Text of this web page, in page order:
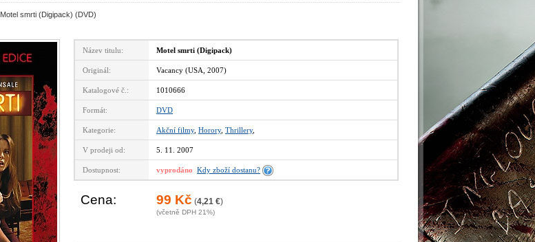
Motel smrti (Digipack) (DVD)
Název titulu: Motel smrti (Digipack)
Originál: Vacancy (USA, 2007)
Katalogové č.: 1010666
Formát: DVD
Kategorie: Akční filmy, Horory, Thrillery,
V prodeji od: 5. 11. 2007
Dostupnost: vyprodáno Kdy zboží dostanu?
Cena: 99 Kč (4,21 €)
(včetně DPH 21%)